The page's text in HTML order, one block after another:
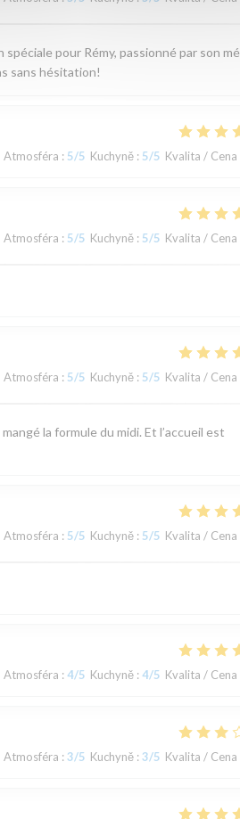
pour Rémy, passionné par son
sans hésitation!
Atmosféra : 5/5 Kuchyně : 5/5 Kvalita / Cena
Atmosféra : 5/5 Kuchyně : 5/5 Kvalita / Cena
Atmosféra : 5/5 Kuchyně : 5/5 Kvalita / Cena
la formule du midi. Et l’accueil est
Atmosféra : 5/5 Kuchyně : 5/5 Kvalita / Cena
Atmosféra : 4/5 Kuchyně : 4/5 Kvalita / Cena
Atmosféra : 3/5 Kuchyně : 3/5 Kvalita / Cena